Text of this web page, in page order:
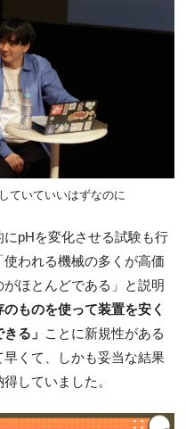
ていていいはずなのに
pHを変化させる試験も行
われる機械の多くが高価
ほとんどである」と説明
のものを使って装置を安く
る」 ことに新規性がある
くて、しかも妥当な結果
していました。